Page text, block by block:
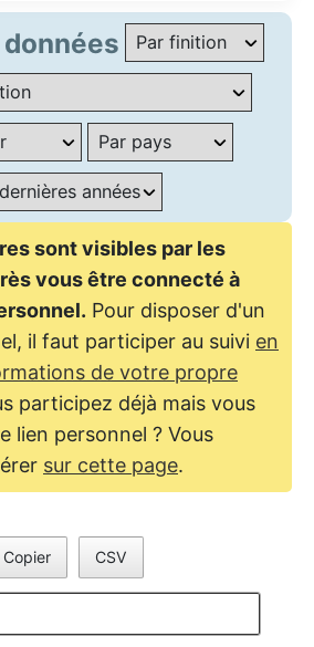
sont visibles par les
vous être connecté à
Pour disposer d'un
il faut participer au suivi en
de votre propre
participez déjà mais vous
lien personnel ? Vous
sur cette page.
Copier CSV